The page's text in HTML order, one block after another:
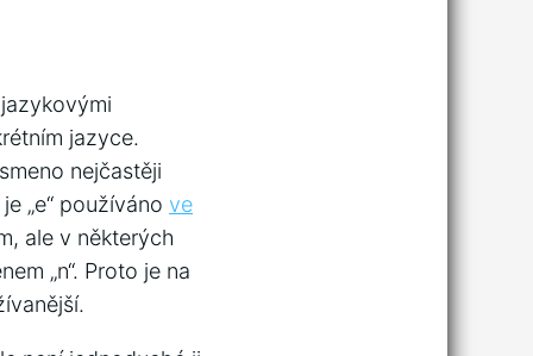
jazyce.
nejčastěji
„e“ používáno ve
ale v některých
„n“. Proto je na